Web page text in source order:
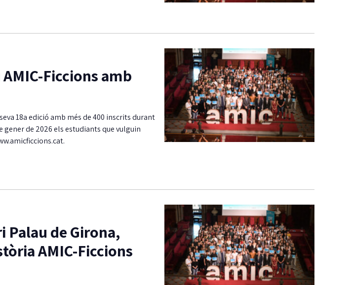
Ficcions amb
18a edició amb més de 400 inscrits durant
gener de 2026 els estudiants que vulguin
Palau de Girona,
AMIC-Ficcions